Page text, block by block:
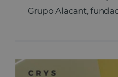
Grupo Alacant,